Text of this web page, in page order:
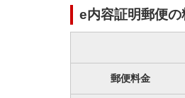
e内容証明郵便の
郵便料金